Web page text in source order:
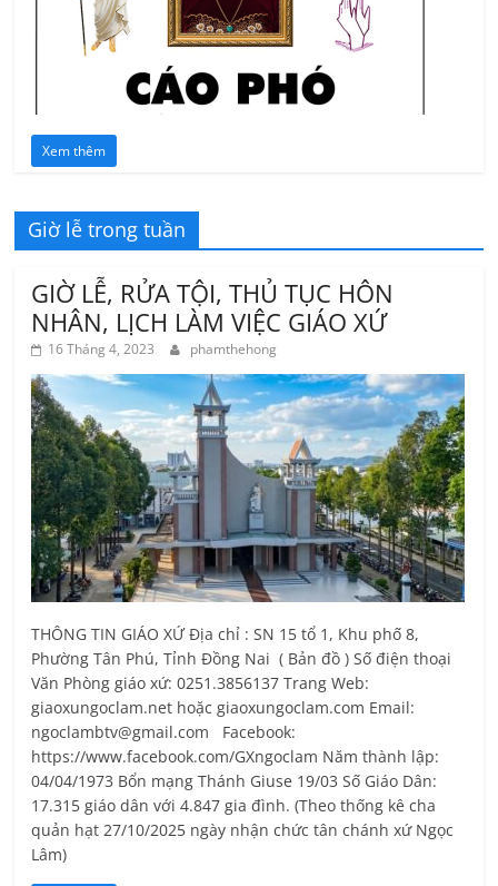
Xem thêm
Giờ lễ trong tuần
GIỜ LỄ, RỬA TỘI, THỦ TỤC HÔN
NHÂN, LỊCH LÀM VIỆC GIÁO XỨ
16 Tháng 4, 2023 phamthehong
THÔNG TIN GIÁO XỨ Địa chỉ : SN 15 tổ 1, Khu phố 8,
Phường Tân Phú, Tỉnh Ðồng Nai ( Bản đồ ) Số điện thoại
Văn Phòng giáo xứ: 0251.3856137 Trang Web:
giaoxungoclam.net hoặc giaoxungoclam.com Email:
ngoclambtv@gmail.com Facebook:
https://www.facebook.com/GXngoclam Năm thành lập:
04/04/1973 Bổn mạng Thánh Giuse 19/03 Số Giáo Dân:
17.315 giáo dân với 4.847 gia đình. (Theo thống kê cha
quản hạt 27/10/2025 ngày nhận chức tân chánh xứ Ngọc
Lâm)